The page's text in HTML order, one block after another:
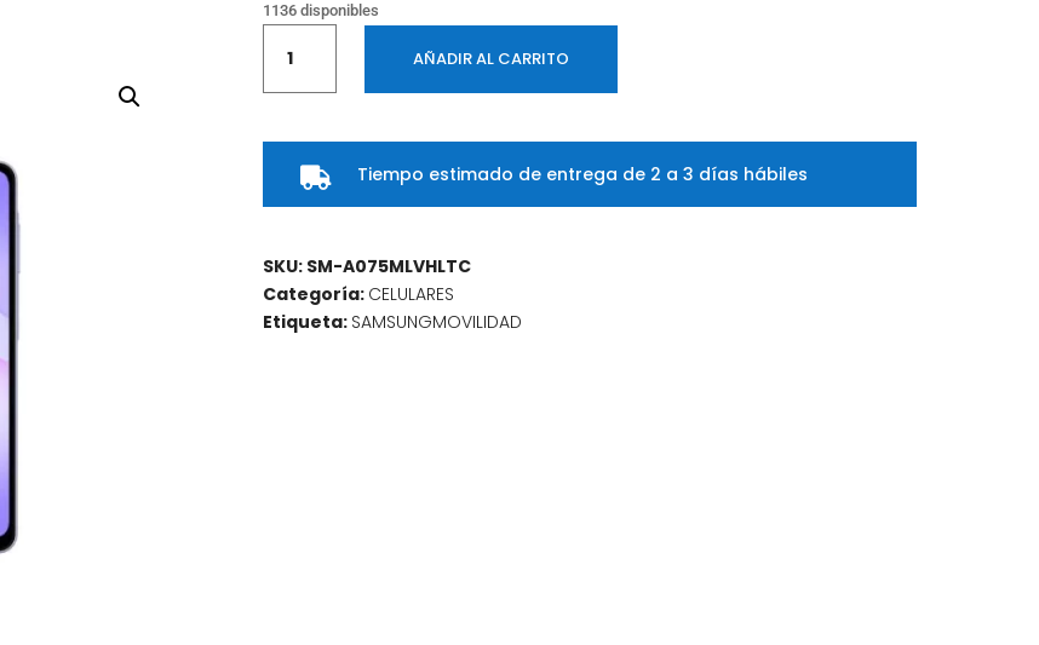
1136 disponibles
A07
RAM
+
Light
cantidad
AÑADIR AL CARRITO
 Tiempo estimado de entrega de 2 a 3 días hábiles
SKU: SM-A075MLVHLTC
Categoría: CELULARES
Etiqueta: SAMSUNGMOVILIDAD